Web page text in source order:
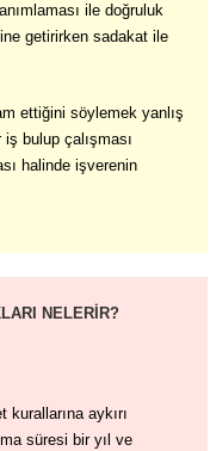
ile doğruluk
getirirken sadakat ile
ettiğini söylemek yanlış
bulup çalışması
halinde işverenin
NELERİR?
aykırı
süresi bir yıl ve